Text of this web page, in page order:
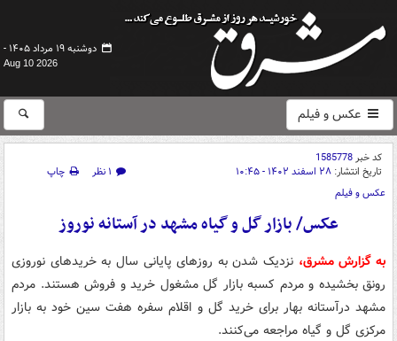
دوشنبه ۱۹ مرداد ۱۴۰۵ -
Aug 10 2026
عکس و فیلم
کد خبر1585778
تاریخ انتشار: ۲۸ اسفند ۱۴۰۲ - ۱۰:۴۵ ۱ نظر
چاپ
عکس و فیلم
عکس/ بازار گل و گیاه مشهد در آستانه نوروز
به گزارش مشرق، نزدیک شدن به روزهای پایانی سال به خریدهای نوروزی
رونق بخشیده و مردم کسبه بازار گل مشغول خرید و فروش هستند. مردم
مشهد درآستانه بهار برای خرید گل و اقلام سفره هفت سین خود به بازار
مرکزی گل و گیاه مراجعه می‌کنند.